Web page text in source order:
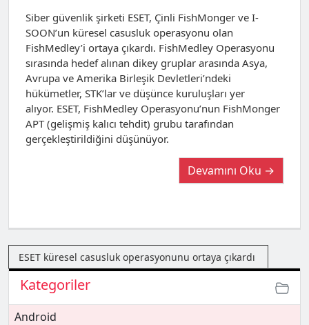
Siber güvenlik şirketi ESET, Çinli FishMonger ve I-
SOON’un küresel casusluk operasyonu olan
FishMedley’i ortaya çıkardı. FishMedley Operasyonu
sırasında hedef alınan dikey gruplar arasında Asya,
Avrupa ve Amerika Birleşik Devletleri’ndeki
hükümetler, STK’lar ve düşünce kuruluşları yer
alıyor. ESET, FishMedley Operasyonu’nun FishMonger
APT (gelişmiş kalıcı tehdit) grubu tarafından
gerçekleştirildiğini düşünüyor.
Devamını Oku →
ESET küresel casusluk operasyonunu ortaya çıkardı
Kategoriler
Android